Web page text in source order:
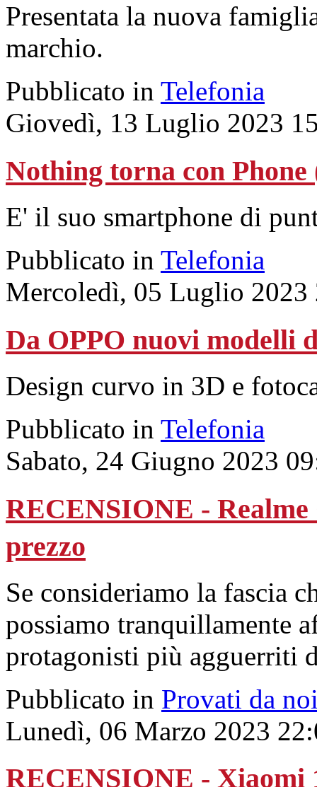
Presentata la nuova
marchio.
Pubblicato in Telefonia
Giovedì, 13 Luglio 2023
Nothing torna con Phone
E' il suo smartphone di
Pubblicato in Telefonia
Mercoledì, 05 Luglio 2023
Da OPPO nuovi modelli
Design curvo in 3D e
Pubblicato in Telefonia
Sabato, 24 Giugno 2023
RECENSIONE -
prezzo
Se consideriamo la fascia
possiamo tranquillamente
protagonisti più agguerriti
Pubblicato in Provati da
Lunedì, 06 Marzo 2023
RECENSIONE - Xiaomi